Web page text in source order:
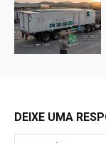
DEIXE UMA